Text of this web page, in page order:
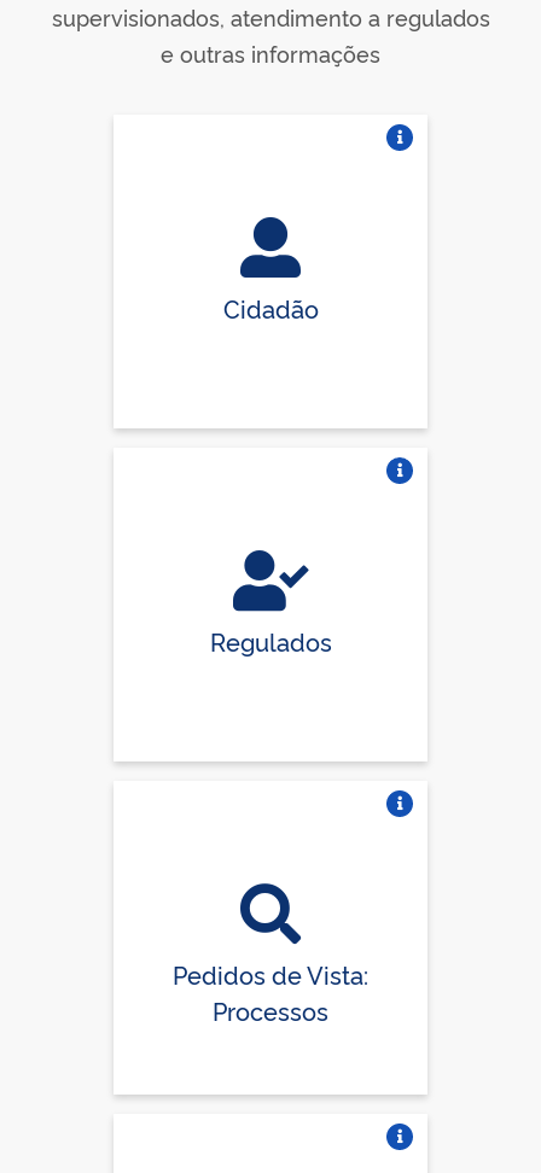
supervisionados, atendimento a regulados
e outras informações
Cidadão
Regulados
Pedidos de Vista:
Processos